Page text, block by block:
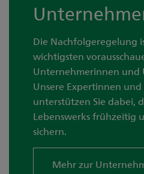
Die Nachfolgeregelung
wichtigsten
Unternehmerinnen und
Unsere Expertinnen und
unterstützen Sie dabei,
Lebenswerks frühzeitig
sichern.
Mehr zur